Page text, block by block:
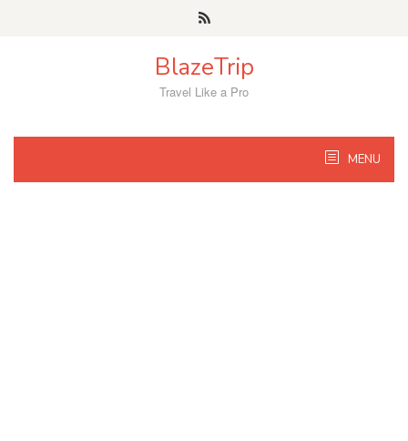
BlazeTrip
Travel Like a Pro
MENU